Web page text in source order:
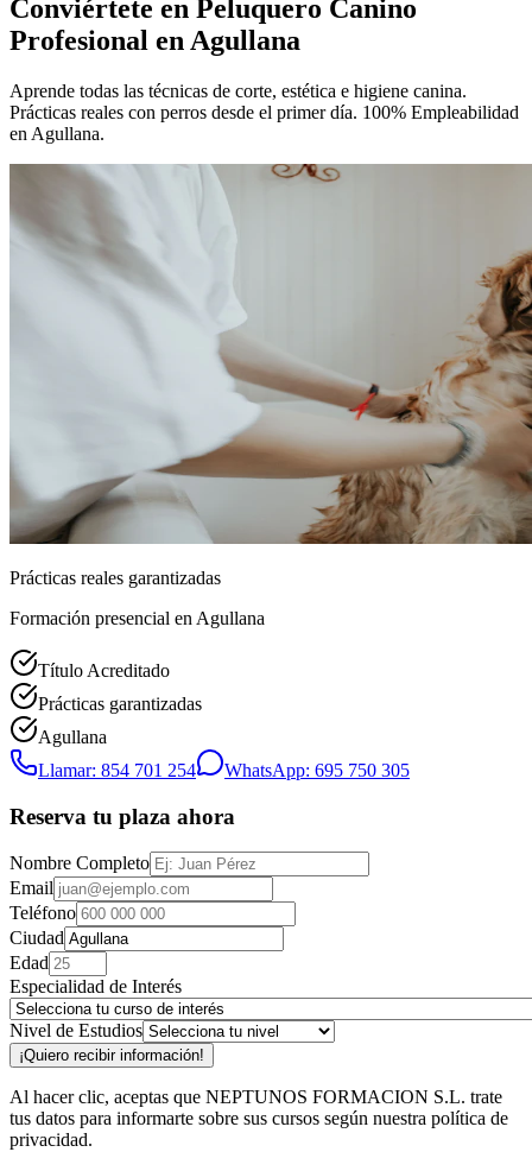
Conviértete en Peluquero Canino
Profesional en Agullana
Aprende todas las técnicas de corte, estética e higiene canina.
Prácticas reales con perros desde el primer día. 100% Empleabilidad
en Agullana.
Prácticas reales garantizadas
Formación presencial en Agullana
Título Acreditado
Prácticas garantizadas
Agullana
Llamar: 854 701 254
WhatsApp: 695 750 305
Reserva tu plaza ahora
Nombre Completo
Email
Teléfono
Ciudad
Edad
Especialidad de Interés
Nivel de Estudios
¡Quiero recibir información!
Al hacer clic, aceptas que NEPTUNOS FORMACION S.L. trate
tus datos para informarte sobre sus cursos según nuestra política de
privacidad.